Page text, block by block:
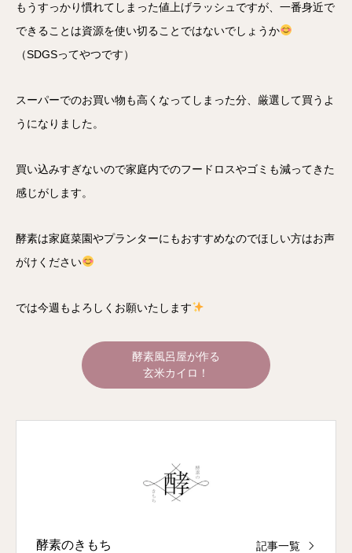
もうすっかり慣れてしまった値上げラッシュですが、一番身近で
できることは資源を使い切ることではないでしょうか
（SDGSってやつです）
スーパーでのお買い物も高くなってしまった分、厳選して買うよ
うになりました。
買い込みすぎないので家庭内でのフードロスやゴミも減ってきた
感じがします。
酵素は家庭菜園やプランターにもおすすめなのでほしい方はお声
がけください
では今週もよろしくお願いたします
酵素風呂屋が作る
玄米カイロ！
酵素のきもち 記事一覧